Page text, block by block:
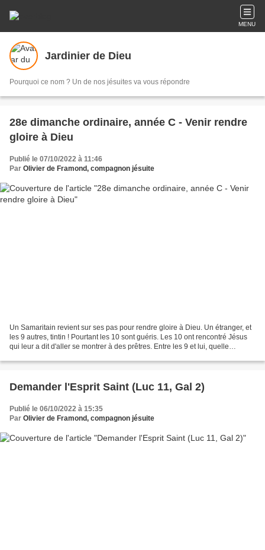
MENU
Jardinier de Dieu
Pourquoi ce nom ? Un de nos jésuites va vous répondre
28e dimanche ordinaire, année C - Venir rendre
gloire à Dieu
Publié le 07/10/2022 à 11:46
Par Olivier de Framond, compagnon jésuite
Un Samaritain revient sur ses pas pour rendre gloire à Dieu. Un étranger, et
les 9 autres, tintin ! Pourtant les 10 sont guéris. Les 10 ont rencontré Jésus
qui leur a dit d'aller se montrer à des prêtres. Entre les 9 et lui, quelle
Demander l'Esprit Saint (Luc 11, Gal 2)
Publié le 06/10/2022 à 15:35
Par Olivier de Framond, compagnon jésuite